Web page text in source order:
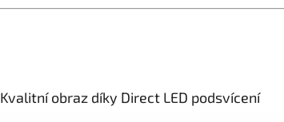
Kvalitní obraz díky Direct LED podsvícení